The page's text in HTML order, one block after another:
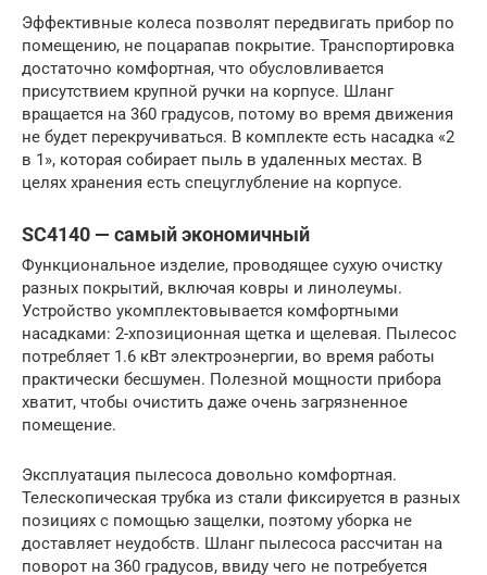
Эффективные колеса позволят передвигать прибор по
помещению, не поцарапав покрытие. Транспортировка
достаточно комфортная, что обусловливается
присутствием крупной ручки на корпусе. Шланг
вращается на 360 градусов, потому во время движения
не будет перекручиваться. В комплекте есть насадка «2
в 1», которая собирает пыль в удаленных местах. В
целях хранения есть спецуглубление на корпусе.
SC4140 — самый экономичный
Функциональное изделие, проводящее сухую очистку
разных покрытий, включая ковры и линолеумы.
Устройство укомплектовывается комфортными
насадками: 2-хпозиционная щетка и щелевая. Пылесос
потребляет 1.6 кВт электроэнергии, во время работы
практически бесшумен. Полезной мощности прибора
хватит, чтобы очистить даже очень загрязненное
помещение.
Эксплуатация пылесоса довольно комфортная.
Телескопическая трубка из стали фиксируется в разных
позициях с помощью защелки, поэтому уборка не
доставляет неудобств. Шланг пылесоса рассчитан на
поворот на 360 градусов, ввиду чего не потребуется